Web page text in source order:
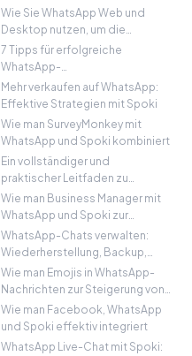
sind
Wie Sie WhatsApp Web und
Desktop nutzen, um die
Produktivität Ihres
Unternehmens zu steigern
7 Tipps für erfolgreiche
WhatsApp-
Marketingkampagnen
Mehr verkaufen auf WhatsApp:
Effektive Strategien mit Spoki
Wie man SurveyMonkey mit
WhatsApp und Spoki kombiniert
Ein vollständiger und
praktischer Leitfaden zu
WhatsApp Ads
Wie man Business Manager mit
WhatsApp und Spoki zur
Optimierung Ihrer
Marketingstrategien nutzt
WhatsApp-Chats verwalten:
Wiederherstellung, Backup,
Export und mehr
Wie man Emojis in WhatsApp-
Nachrichten zur Steigerung von
Engagement und Konversionen
einsetzt
Wie man Facebook, WhatsApp
und Spoki effektiv integriert
WhatsApp Live-Chat mit Spoki: